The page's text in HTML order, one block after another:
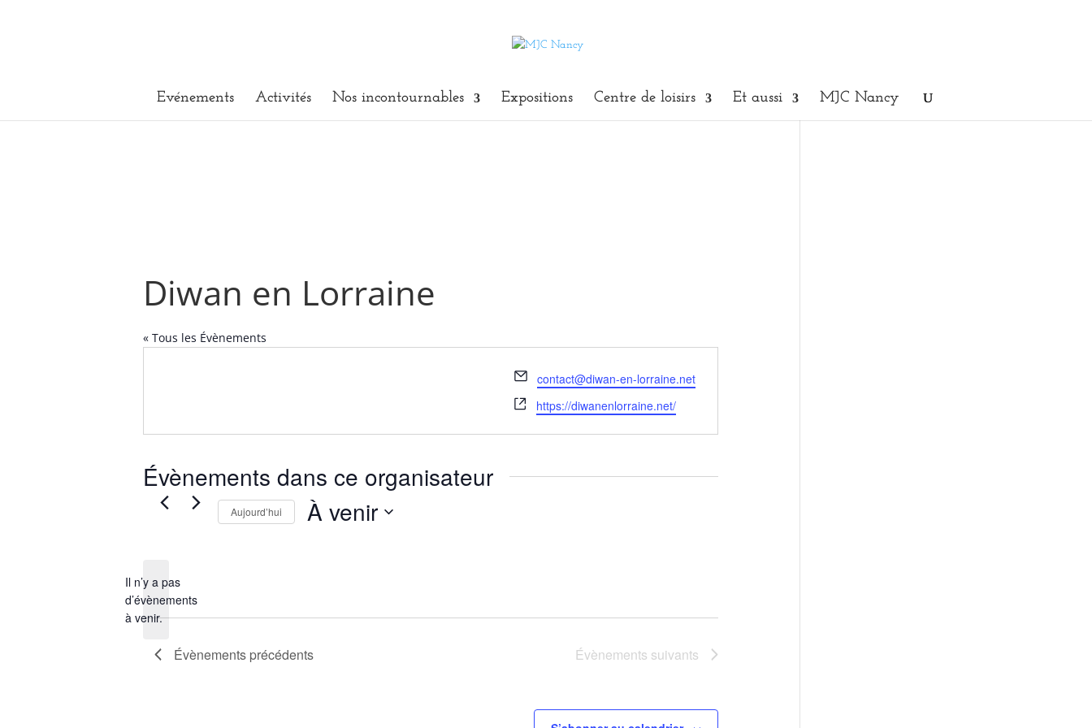
Evénements Activités Nos incontournables Expositions Centre de loisirs Et aussi MJC Nancy
Diwan en Lorraine
« Tous les Évènements
Email
contact@diwan-en-lorraine.net
Site
web
https://diwanenlorraine.net/
Évènements dans ce organisateur
Notice
Il n’y a pas
d’évènements
à venir.
Aujourd’hui À venir
Évènements précédents Évènements suivants